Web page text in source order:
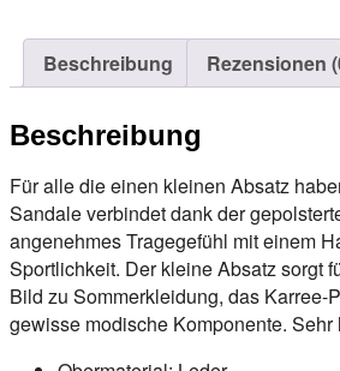
Beschreibung Rezensionen
Beschreibung
Für alle die einen kleinen Absatz
Sandale verbindet dank der
angenehmes Tragegefühl mit einem
Sportlichkeit. Der kleine Absatz sorgt
Bild zu Sommerkleidung, das Karree-
gewisse modische Komponente. Sehr